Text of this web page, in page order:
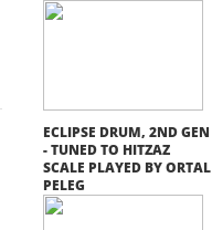
ECLIPSE DRUM, 2ND GEN
- TUNED TO HITZAZ
SCALE PLAYED BY ORTAL
PELEG